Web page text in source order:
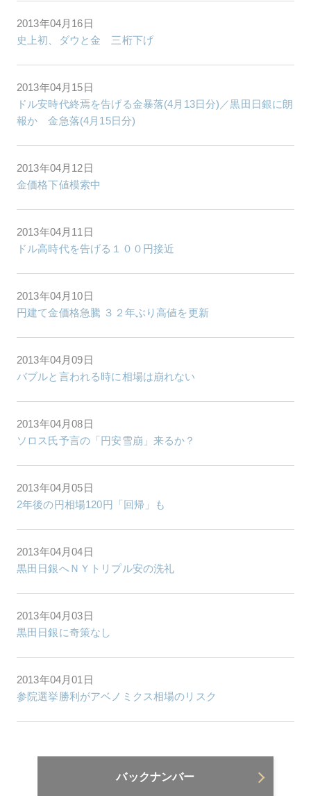
2013年04月16日
史上初、ダウと金 三桁下げ
2013年04月15日
ドル安時代終焉を告げる金暴落(4月13日分)／黒田日銀に朗
報か 金急落(4月15日分)
2013年04月12日
金価格下値模索中
2013年04月11日
ドル高時代を告げる１００円接近
2013年04月10日
円建て金価格急騰 ３２年ぶり高値を更新
2013年04月09日
バブルと言われる時に相場は崩れない
2013年04月08日
ソロス氏予言の「円安雪崩」来るか？
2013年04月05日
2年後の円相場120円「回帰」も
2013年04月04日
黒田日銀へＮＹトリプル安の洗礼
2013年04月03日
黒田日銀に奇策なし
2013年04月01日
参院選挙勝利がアベノミクス相場のリスク
バックナンバー